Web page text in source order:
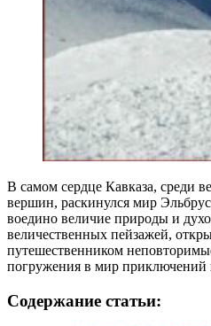
В самом сердце Кавказа, среди
вершин, раскинулся мир
воедино величие природы и
величественных пейзажей,
путешественником
погружения в мир приключений
Содержание статьи: